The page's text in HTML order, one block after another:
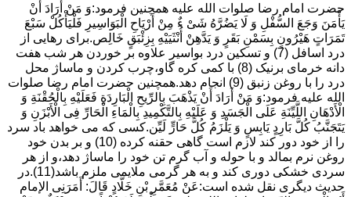
حضرت امام رضا صلوات الله علیه همچنین فرمود:وَ مَنْ أَرَادَ أَنْ
یَأْمَنَ وَجَعَ السُّفْلِ وَ لَا یَضُرَّهُ شَیْ ءٌ مِنْ أَرْیَاحِ الْبَوَاسِیرِ فَلْیَأْکُلْ سَبْعَ
تَمَرَاتٍ هَیْرُونٍ بِسَمْنِ بَقَرٍ وَ یَدَّهِنْ أُنْثَیَیْهِ بِزِئْبَقٍ خَالِص.برای رهایی از
درد اسافل (7) و تسکین درد بواسیر علاوه بر خوردن هر شب هفت
دانه خرمای برنیک (8) با کمی کره گاو،چرب کردن و ماساژ محل
درد را با روغن زنبق (9) انجام دهد.همچنین حضرت امام رضا صلوات
الله علیه فرمود:وَ مَنْ أَرَادَ أَنْ یَذْهَبَ بِالرِّیحِ الْبَارِدَةِ فَعَلَیْهِ بِالْحُقْنَةِ وَ
الْأَدْهَانِ اللَّیِّنَةِ عَلَى الْجَسَدِ وَ عَلَیْهِ بِالتَّکْمِیدِ بِالْمَاءِ الْحَارِّ فِی الْأَبْزَنِ وَ
یَتَجَنَّبُ کُلَّ بَارِدٍ یَابِسٍ وَ یَلْزَمُ کُلَّ حَارٍّ لَیِّن.کسی که می خواهد باد سرد
را از خود دور کند لازم است گاهی حقنه کرده (10) و بر بدن خود
روغن نرم بمالد و با حوله و آب گرم تن خود را ماساژ دهد،و از هر
سردی خشکی دوری کند و به هر گرمی ملایمی ملزم باشد(11).در
حدیث دیگری نقل شده است:عَنْ مُعَمَّرِ بْنِ خَلَّادٍ قَالَ: أَمَرَنِی الإمام